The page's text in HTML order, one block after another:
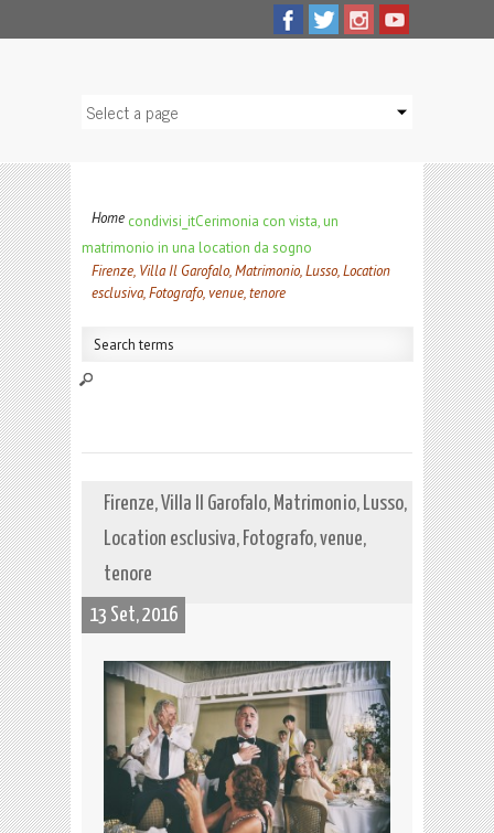
Home condivisi_itCerimonia con vista, un
matrimonio in una location da sogno
Firenze, Villa Il Garofalo, Matrimonio, Lusso, Location
esclusiva, Fotografo, venue, tenore
Firenze, Villa Il Garofalo, Matrimonio, Lusso,
Location esclusiva, Fotografo, venue,
tenore
13 Set, 2016